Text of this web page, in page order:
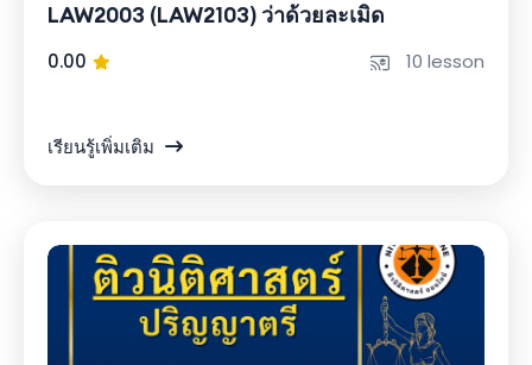
LAW2003 (LAW2103) ว่าด้วยละเมิด
0.00 10 lesson
เรียนรู้เพิ่มเติม